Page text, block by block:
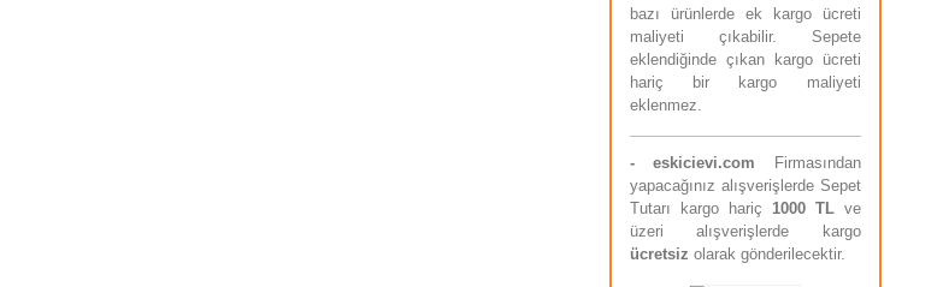
bazı ürünlerde ek kargo ücreti
maliyeti çıkabilir. Sepete
eklendiğinde çıkan kargo ücreti
hariç bir kargo maliyeti
eklenmez.
-eskicievi.com Firmasından
yapacağınız alışverişlerde Sepet
Tutarı kargo hariç 1000 TLve
üzeri alışverişlerde kargo
ücretsiz olarak gönderilecektir.